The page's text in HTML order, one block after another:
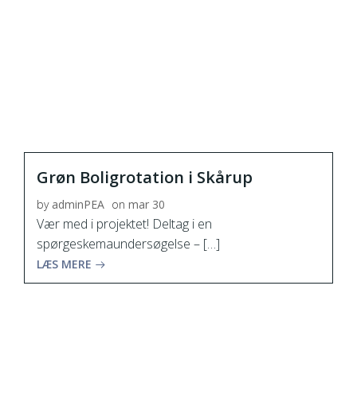
Grøn Boligrotation i Skårup
by adminPEA on mar 30
Vær med i projektet! Deltag i en
spørgeskemaundersøgelse – […]
LÆS MERE